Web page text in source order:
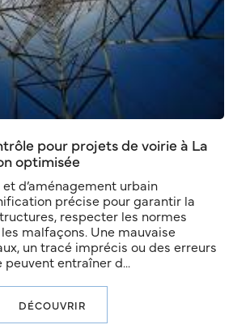
pour projets de voirie à La
optimisée
d’aménagement urbain
précise pour garantir la
respecter les normes
malfaçons. Une mauvaise
un tracé imprécis ou des erreurs
entraîner d...
DÉCOUVRIR